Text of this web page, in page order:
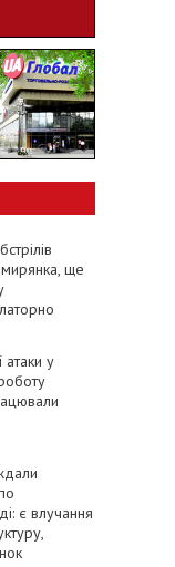
ще
атаки у
є влучання